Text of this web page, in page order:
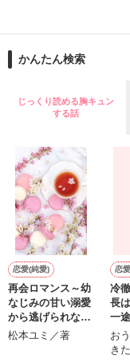
2026.6.5～2026.7.25
＊以前、公開してい
ションの企画戦略室
めた、同期で恋人の
いた。
守と由羅から『便利
た上、同居まで提案
鷹哉『宜しくな、俺の
雛子『俺の……ひぃ、
シゴデキで冷徹な上
て……🐥💓🦅
※表紙も作中使用の
※執筆期間2026.6.3
※他サイトさんにて
で頂けると嬉しいで
かんたん検索
じっくり読める胸キュン
する話
恋愛(純愛)
再会ロマンス～幼
なじみの甘い溺愛
から逃げられない
～
松本ユミ／著
恋
冷
長
一
せ
お
き